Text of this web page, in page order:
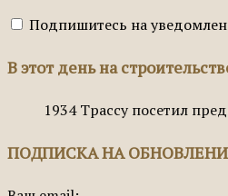
Подпишитесь на
В этот день на
1934 Трассу посетил
ПОДПИСКА НА